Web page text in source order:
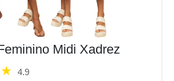
Midi Xadrez
4.9